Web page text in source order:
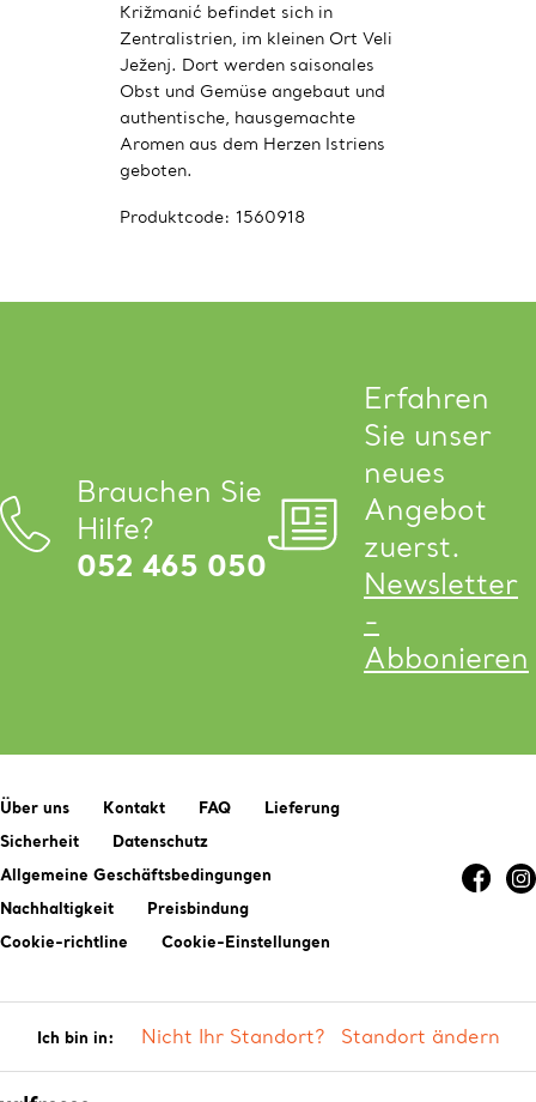
Križmanić befindet sich in
Zentralistrien, im kleinen Ort Veli
Ježenj. Dort werden saisonales
Obst und Gemüse angebaut und
authentische, hausgemachte
Aromen aus dem Herzen Istriens
geboten.
Produktcode: 1560918
Brauchen Sie
Hilfe?
052 465 050
Erfahren
Sie unser
neues
Angebot
zuerst.
Newsletter
-
Abbonieren
Über uns Kontakt FAQ
Lieferung
Sicherheit
Datenschutz
Allgemeine Geschäftsbedingungen
Nachhaltigkeit
Preisbindung
Cookie-richtline
Cookie-Einstellungen
Ich bin in: Nicht Ihr Standort? Standort ändern